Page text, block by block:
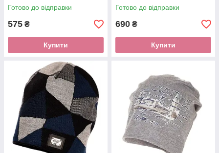
Готово до відправки
575 ₴
Купити
Готово до відправки
690 ₴
Купити